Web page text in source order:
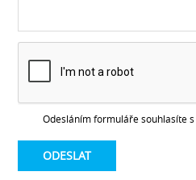
Odesláním formuláře souhlasíte s